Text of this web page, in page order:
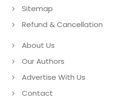
Sitemap
Refund & Cancellation
About Us
Our Authors
Advertise With Us
Contact